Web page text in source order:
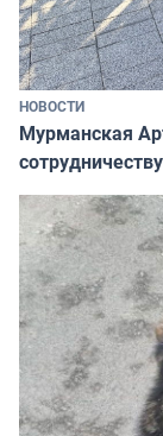
НОВОСТИ
Мурманская